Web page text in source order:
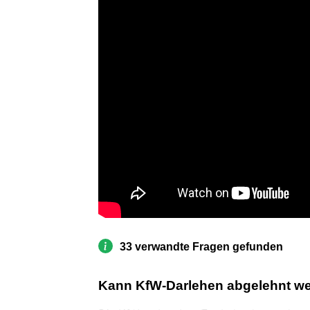
33 verwandte Fragen gefunden
Kann KfW-Darlehen abgelehnt